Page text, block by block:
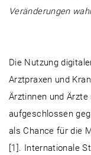
Veränderungen
Die Nutzung
Arztpraxen und
Ärztinnen und
aufgeschlossen
als Chance für die
[1]. Internationale